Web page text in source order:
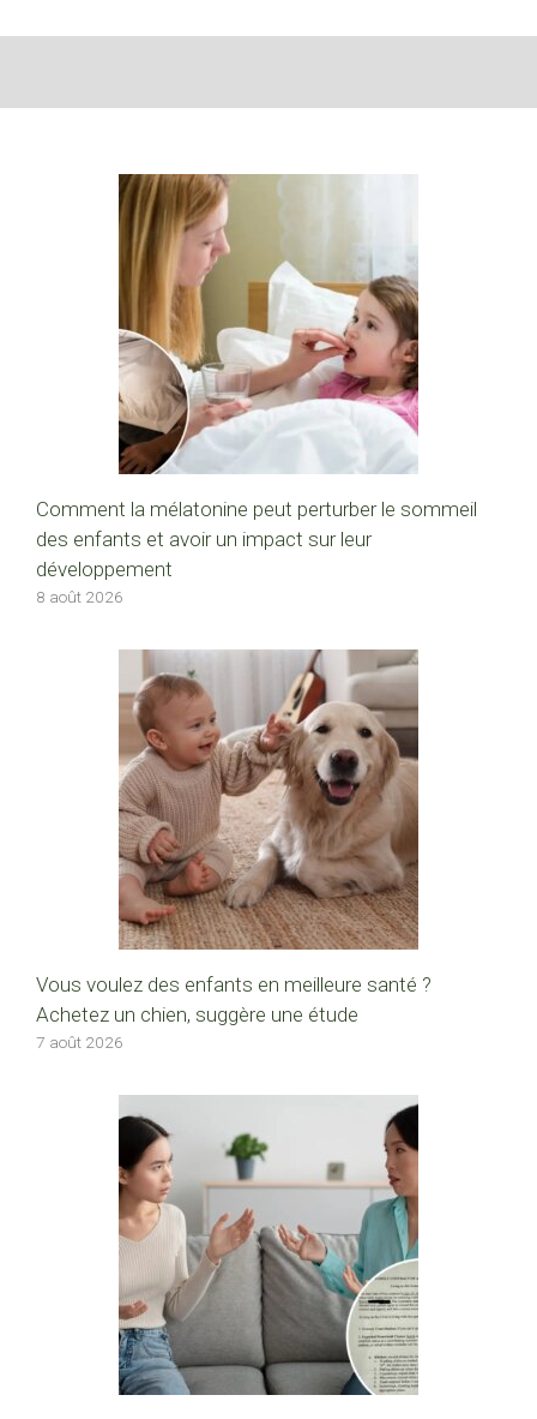
Comment la mélatonine peut perturber le sommeil
des enfants et avoir un impact sur leur
développement
8 août 2026
Vous voulez des enfants en meilleure santé ?
Achetez un chien, suggère une étude
7 août 2026